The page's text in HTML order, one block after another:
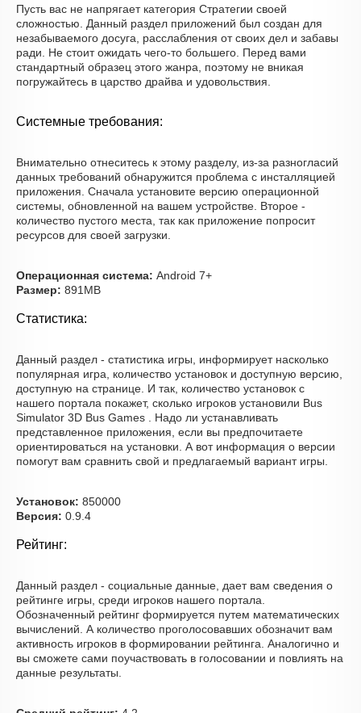
Пусть вас не напрягает категория Стратегии своей
сложностью. Данный раздел приложений был создан для
незабываемого досуга, расслабления от своих дел и забавы
ради. Не стоит ожидать чего-то большего. Перед вами
стандартный образец этого жанра, поэтому не вникая
погружайтесь в царство драйва и удовольствия.
Системные требования:
Внимательно отнеситесь к этому разделу, из-за разногласий
данных требований обнаружится проблема с инсталляцией
приложения. Сначала установите версию операционной
системы, обновленной на вашем устройстве. Второе -
количество пустого места, так как приложение попросит
ресурсов для своей загрузки.
Операционная система: Android 7+
Размер: 891MB
Статистика:
Данный раздел - статистика игры, информирует насколько
популярная игра, количество установок и доступную версию,
доступную на странице. И так, количество установок с
нашего портала покажет, сколько игроков установили Bus
Simulator 3D Bus Games . Надо ли устанавливать
представленное приложения, если вы предпочитаете
ориентироваться на установки. А вот информация о версии
помогут вам сравнить свой и предлагаемый вариант игры.
Установок: 850000
Версия: 0.9.4
Рейтинг:
Данный раздел - социальные данные, дает вам сведения о
рейтинге игры, среди игроков нашего портала.
Обозначенный рейтинг формируется путем математических
вычислений. А количество проголосовавших обозначит вам
активность игроков в формировании рейтинга. Аналогично и
вы сможете сами поучаствовать в голосовании и повлиять на
данные результаты.